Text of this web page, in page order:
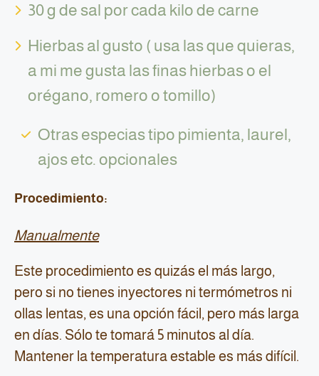
30 g de sal por cada kilo de carne
Hierbas al gusto ( usa las que quieras,
a mi me gusta las finas hierbas o el
orégano, romero o tomillo)
Otras especias tipo pimienta, laurel,
ajos etc. opcionales
Procedimiento:
Manualmente
Este procedimiento es quizás el más largo,
pero si no tienes inyectores ni termómetros ni
ollas lentas, es una opción fácil, pero más larga
en días. Sólo te tomará 5 minutos al día.
Mantener la temperatura estable es más difícil.